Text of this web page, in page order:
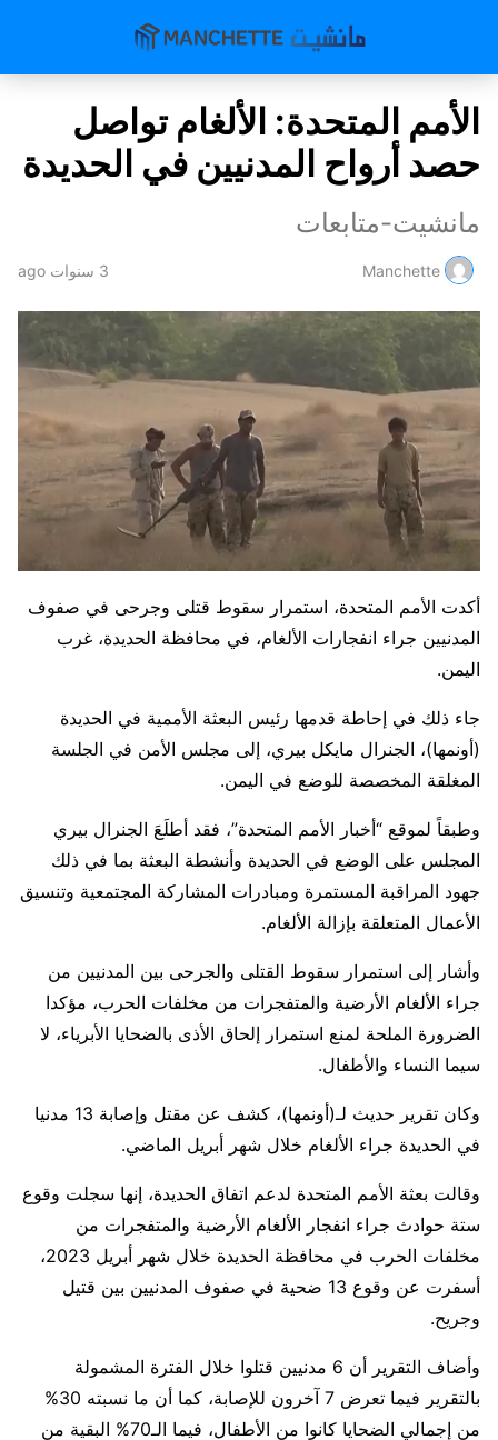
الأمم المتحدة: الألغام تواصل
حصد أرواح المدنيين في الحديدة
مانشيت-متابعات
Manchette 3 سنوات ago
أكدت الأمم المتحدة، استمرار سقوط قتلى وجرحى في صفوف
المدنيين جراء انفجارات الألغام، في محافظة الحديدة، غرب
اليمن.
جاء ذلك في إحاطة قدمها رئيس البعثة الأممية في الحديدة
(أونمها)، الجنرال مايكل بيري، إلى مجلس الأمن في الجلسة
المغلقة المخصصة للوضع في اليمن.
وطبقاً لموقع “أخبار الأمم المتحدة”، فقد أطلَعَ الجنرال بيري
المجلس على الوضع في الحديدة وأنشطة البعثة بما في ذلك
جهود المراقبة المستمرة ومبادرات المشاركة المجتمعية وتنسيق
الأعمال المتعلقة بإزالة الألغام.
وأشار إلى استمرار سقوط القتلى والجرحى بين المدنيين من
جراء الألغام الأرضية والمتفجرات من مخلفات الحرب، مؤكدا
الضرورة الملحة لمنع استمرار إلحاق الأذى بالضحايا الأبرياء، لا
سيما النساء والأطفال.
وكان تقرير حديث لـ(أونمها)، كشف عن مقتل وإصابة 13 مدنيا
في الحديدة جراء الألغام خلال شهر أبريل الماضي.
وقالت بعثة الأمم المتحدة لدعم اتفاق الحديدة، إنها سجلت وقوع
ستة حوادث جراء انفجار الألغام الأرضية والمتفجرات من
مخلفات الحرب في محافظة الحديدة خلال شهر أبريل 2023،
أسفرت عن وقوع 13 ضحية في صفوف المدنيين بين قتيل
وجريح.
وأضاف التقرير أن 6 مدنيين قتلوا خلال الفترة المشمولة
بالتقرير فيما تعرض 7 آخرون للإصابة، كما أن ما نسبته 30%
من إجمالي الضحايا كانوا من الأطفال، فيما الـ70% البقية من